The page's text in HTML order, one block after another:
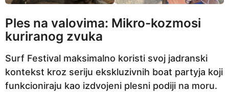
Ples na valovima: Mikro-kozmosi
kuriranog zvuka
Surf Festival maksimalno koristi svoj jadranski
kontekst kroz seriju ekskluzivnih boat partyja koji
funkcioniraju kao izdvojeni plesni podiji na moru.